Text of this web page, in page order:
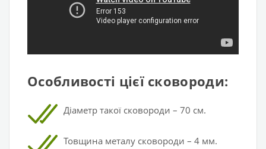
Особливості цієї сковороди:
Діаметр такої сковороди – 70 см.
Товщина металу сковороди – 4 мм.